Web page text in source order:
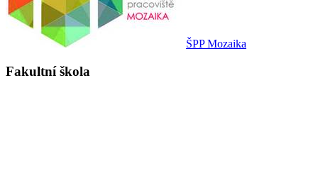
ŠPP Mozaika
Fakultní škola